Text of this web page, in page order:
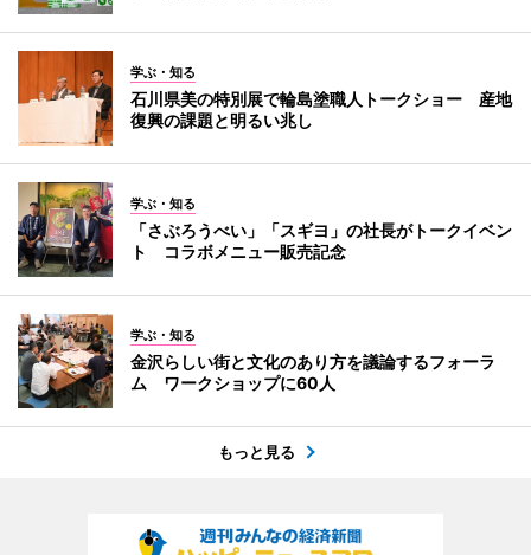
学ぶ・知る
石川県美の特別展で輪島塗職人トークショー 産地
復興の課題と明るい兆し
学ぶ・知る
「さぶろうべい」「スギヨ」の社長がトークイベン
ト コラボメニュー販売記念
学ぶ・知る
金沢らしい街と文化のあり方を議論するフォーラ
ム ワークショップに60人
もっと見る